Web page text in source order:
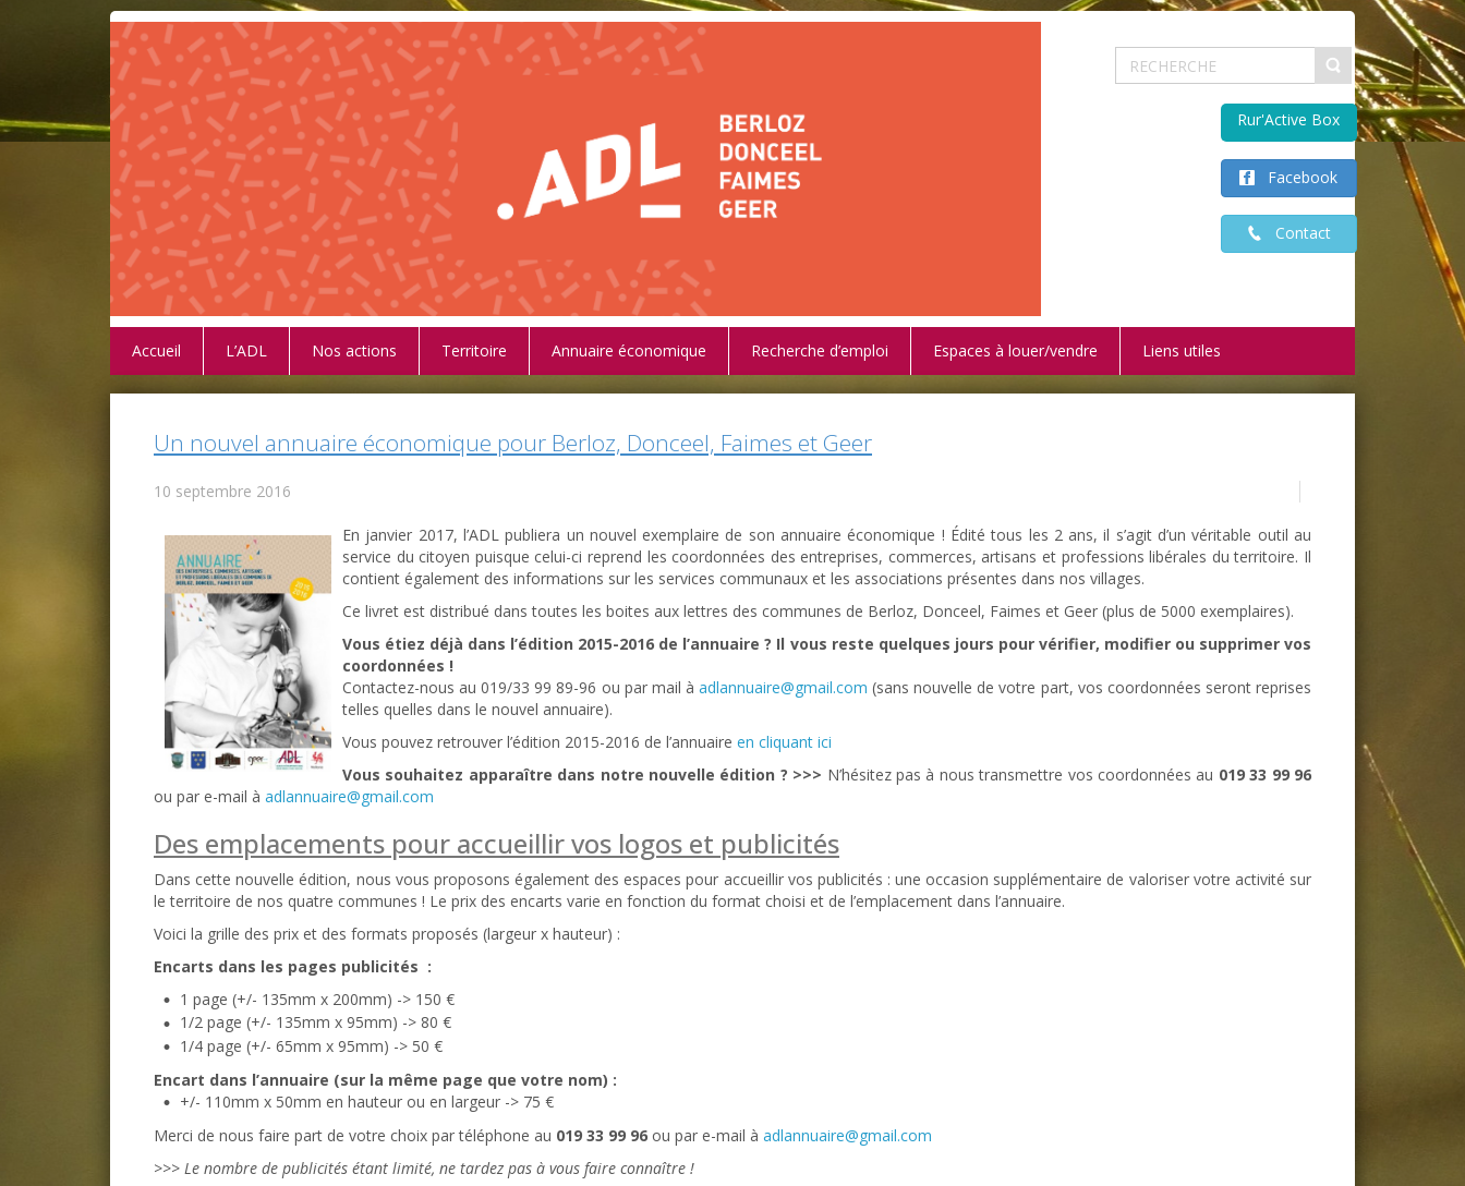
Facebook
Contact
Rur'Active Box
Accueil L’ADL Nos actions Territoire Annuaire économique Recherche d’emploi Espaces à louer/vendre Liens utiles
Un nouvel annuaire économique pour Berloz, Donceel, Faimes et Geer
10 septembre 2016
En janvier 2017, l’ADL publiera un nouvel exemplaire de son annuaire économique ! Édité tous les 2 ans, il s’agit d’un véritable outil au
service du citoyen puisque celui-ci reprend les coordonnées des entreprises, commerces, artisans et professions libérales du territoire. Il
contient également des informations sur les services communaux et les associations présentes dans nos villages.
Ce livret est distribué dans toutes les boites aux lettres des communes de Berloz, Donceel, Faimes et Geer (plus de 5000 exemplaires).
Vous étiez déjà dans l’édition 2015-2016 de l’annuaire ? Il vous reste quelques jours pour vérifier, modifier ou supprimer vos
coordonnées !
Contactez-nous au 019/33 99 89-96 ou par mail à adlannuaire@gmail.com (sans nouvelle de votre part, vos coordonnées seront reprises
telles quelles dans le nouvel annuaire).
Vous pouvez retrouver l’édition 2015-2016 de l’annuaire en cliquant ici
Vous souhaitez apparaître dans notre nouvelle édition ? >>> N’hésitez pas à nous transmettre vos coordonnées au 019 33 99 96
ou par e-mail à adlannuaire@gmail.com
Des emplacements pour accueillir vos logos et publicités
Dans cette nouvelle édition, nous vous proposons également des espaces pour accueillir vos publicités : une occasion supplémentaire de valoriser votre activité sur
le territoire de nos quatre communes ! Le prix des encarts varie en fonction du format choisi et de l’emplacement dans l’annuaire.
Voici la grille des prix et des formats proposés (largeur x hauteur) :
Encarts dans les pages publicités :
1 page (+/- 135mm x 200mm) -> 150 €
1/2 page (+/- 135mm x 95mm) -> 80 €
1/4 page (+/- 65mm x 95mm) -> 50 €
Encart dans l’annuaire (sur la même page que votre nom) :
+/- 110mm x 50mm en hauteur ou en largeur -> 75 €
Merci de nous faire part de votre choix par téléphone au 019 33 99 96 ou par e-mail à adlannuaire@gmail.com
>>> Le nombre de publicités étant limité, ne tardez pas à vous faire connaître !